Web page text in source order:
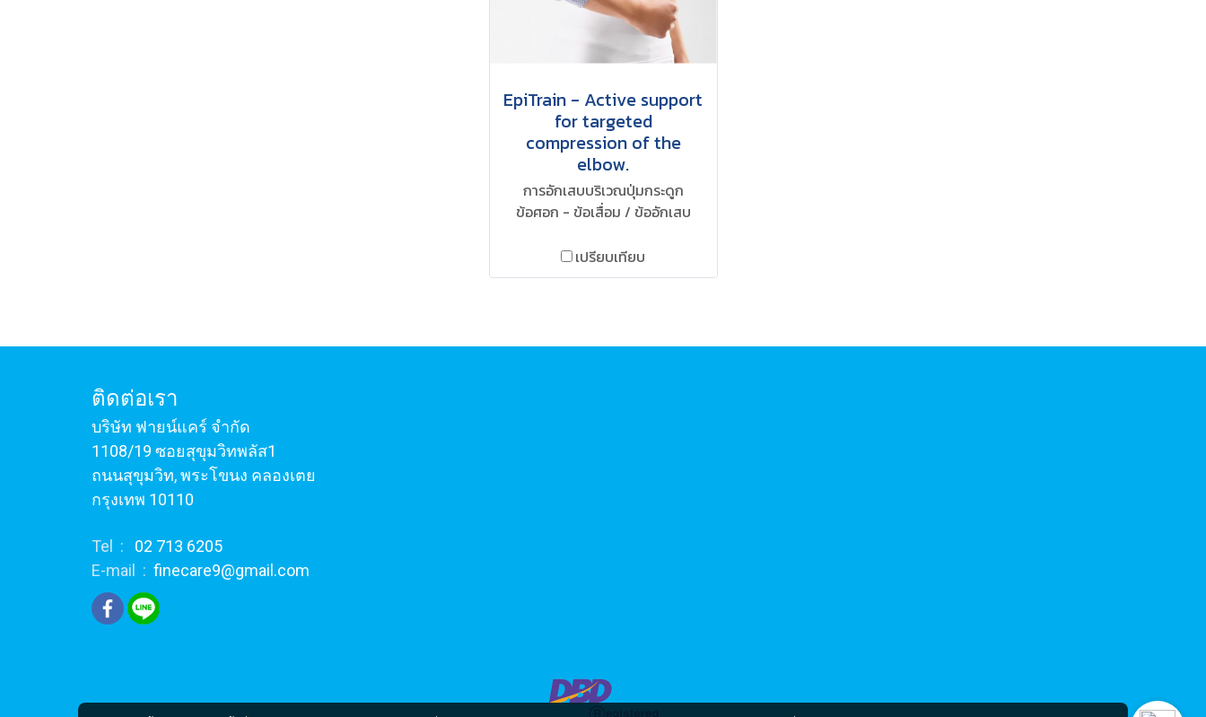
EpiTrain - Active support
for targeted
compression of the
elbow.
การอักเสบบริเวณปุ่มกระดูก
ข้อศอก - ข้อเสื่อม / ข้ออักเสบ
เปรียบเทียบ
ติดต่อเรา
บริษัท ฟายน์แคร์ จำกัด
1108/19 ซอยสุขุมวิทพลัส1
ถนนสุขุมวิท, พระโขนง คลองเตย
กรุงเทพ 10110
Tel :
02 713 6205
E-mail : finecare9@gmail.com